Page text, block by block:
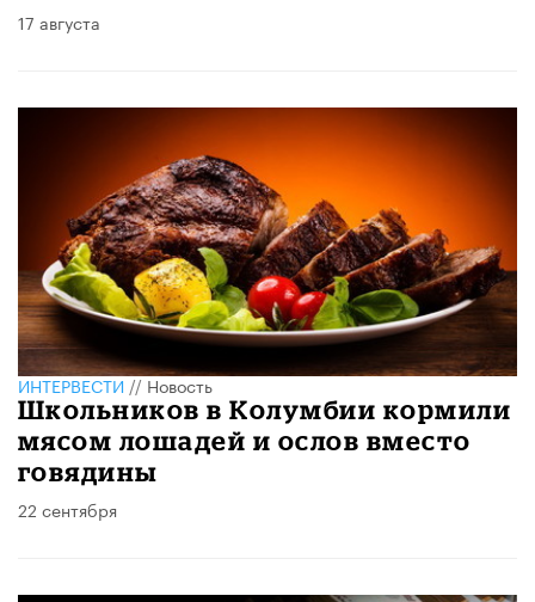
17 августа
ИНТЕРВЕСТИ//Новость
Школьников в Колумбии кормили
мясом лошадей и ослов вместо
говядины
22 сентября